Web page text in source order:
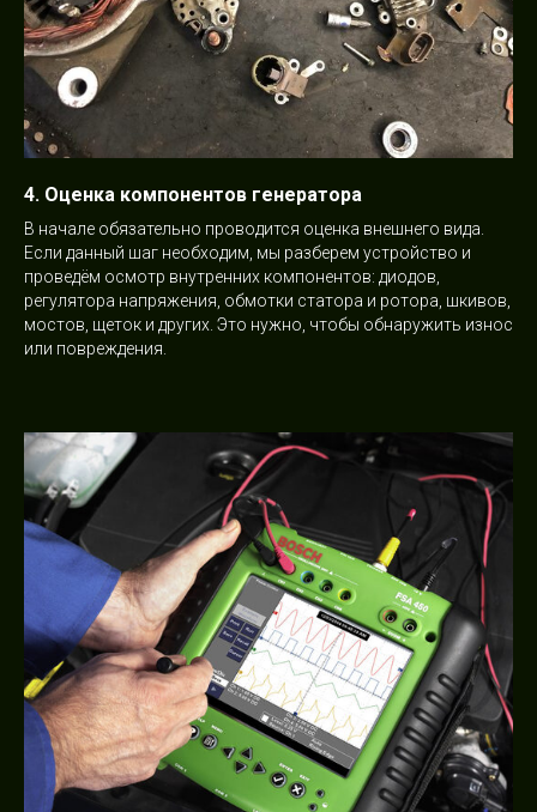
4. Оценка компонентов генератора
В начале обязательно проводится оценка внешнего вида.
Если данный шаг необходим, мы разберем устройство и
проведём осмотр внутренних компонентов: диодов,
регулятора напряжения, обмотки статора и ротора, шкивов,
мостов, щеток и других. Это нужно, чтобы обнаружить износ
или повреждения.